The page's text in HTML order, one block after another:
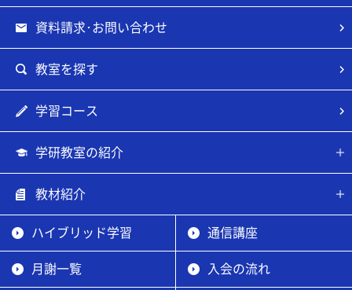
資料請求･お問い合わせ
教室を探す
学習コース
学研教室の紹介
教材紹介
ハイブリッド学習 通信講座
月謝一覧 入会の流れ